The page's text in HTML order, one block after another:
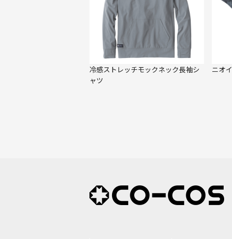
冷感ストレッチモックネック長袖シ
ャツ
ニオ